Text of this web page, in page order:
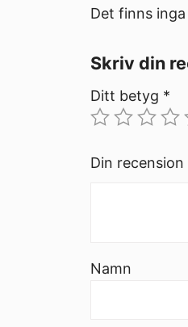
Det finns
Skriv din
Ditt betyg *
Din recension
Namn